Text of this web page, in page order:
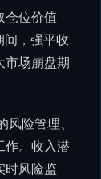
仓位价值
间，强平收
市场崩盘期
险管理、
作。收入潜
时风险监